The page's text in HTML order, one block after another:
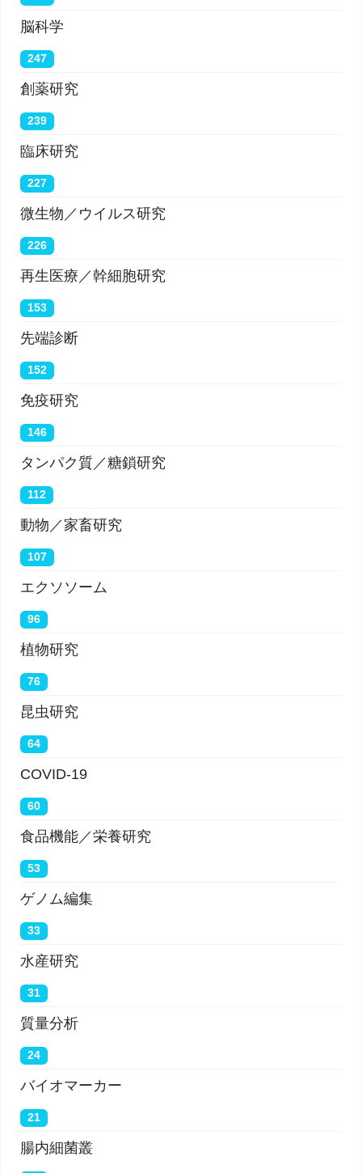
脳科学
247
創薬研究
239
臨床研究
227
微生物／ウイルス研究
226
再生医療／幹細胞研究
153
先端診断
152
免疫研究
146
タンパク質／糖鎖研究
112
動物／家畜研究
107
エクソソーム
96
植物研究
76
昆虫研究
64
COVID-19
60
食品機能／栄養研究
53
ゲノム編集
33
水産研究
31
質量分析
24
バイオマーカー
21
腸内細菌叢